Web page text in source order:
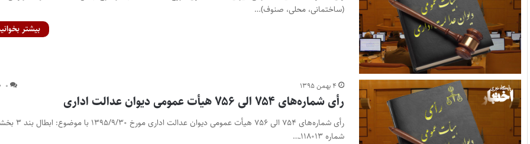
(ساختمانی، محلی، صنوف)…
بیشتر
۴ بهمن ۱۳۹۵ ۰
رأی شماره‌های ۷۵۴ الی ۷۵۶ هیأت عمومی دیوان عدالت اداری
رأی شماره‌های ۷۵۴ الی ۷۵۶ هیأت عمومی
شماره ۱۱۸۰۱۳ـ…